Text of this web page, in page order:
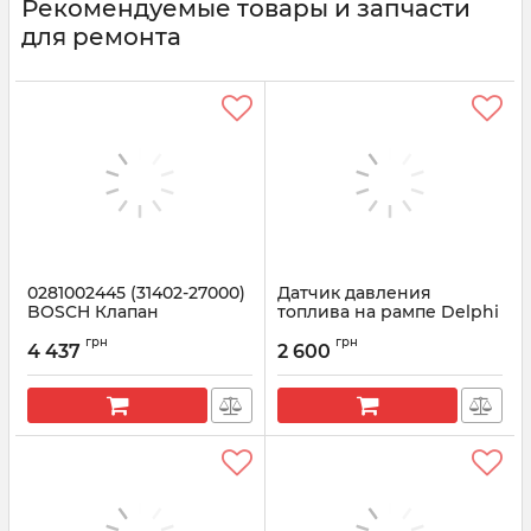
Рекомендуемые товары и запчасти
для ремонта
0281002445 (31402-27000)
BOSCH Клапан
Артикул: 0281002445
4 437 грн
Датчик давления
топлива на рампе Delphi
Артикул: 28389848
2 600 грн